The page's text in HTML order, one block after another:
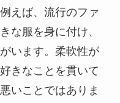
例えば、流行のファ
な服を身に付け、
います。柔軟性が
きなことを貫いて
いことではありま